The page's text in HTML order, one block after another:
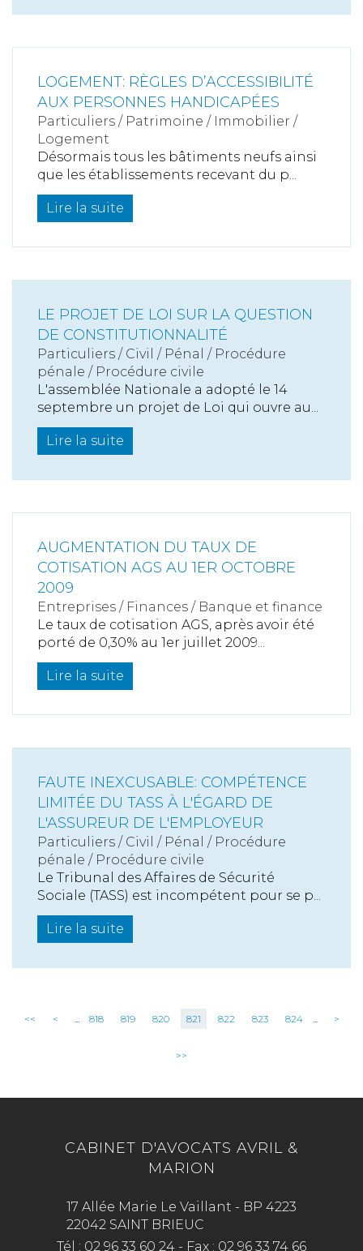
LOGEMENT: RÈGLES D’ACCESSIBILITÉ
AUX PERSONNES HANDICAPÉES
Particuliers / Patrimoine / Immobilier /
Logement
Désormais tous les bâtiments neufs ainsi
que les établissements recevant du p...
Lire la suite
LE PROJET DE LOI SUR LA QUESTION
DE CONSTITUTIONNALITÉ
Particuliers / Civil / Pénal / Procédure
pénale / Procédure civile
L'assemblée Nationale a adopté le 14
septembre un projet de Loi qui ouvre au...
Lire la suite
AUGMENTATION DU TAUX DE
COTISATION AGS AU 1ER OCTOBRE
2009
Entreprises / Finances / Banque et finance
Le taux de cotisation AGS, après avoir été
porté de 0,30% au 1er juillet 2009...
Lire la suite
FAUTE INEXCUSABLE: COMPÉTENCE
LIMITÉE DU TASS À L'ÉGARD DE
L'ASSUREUR DE L'EMPLOYEUR
Particuliers / Civil / Pénal / Procédure
pénale / Procédure civile
Le Tribunal des Affaires de Sécurité
Sociale (TASS) est incompétent pour se p...
Lire la suite
<< < ... 818 819 820 821 822 823 824 ... >
>>
CABINET D'AVOCATS AVRIL &
MARION
17 Allée Marie Le Vaillant - BP 4223
22042 SAINT BRIEUC
Tél : 02 96 33 60 24 - Fax : 02 96 33 74 66